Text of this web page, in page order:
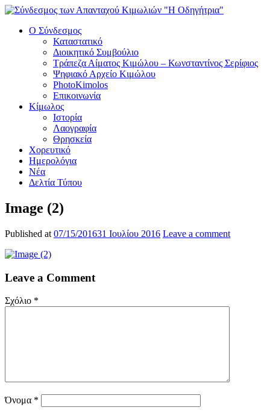
Ο Σύνδεσμος
Καταστατικό
Διοικητικό Συμβούλιο
Τράπεζα Αίματος Κιμώλου – Κωνσταντίνος Σερίφιος
Ψηφιακό Αρχείο Κιμώλου
PhotoKimolos
Επικοινωνία
Κίμωλος
Ιστορία
Λαογραφία
Θρησκεία
Χορευτικό
Ημερολόγια
Νέα
Δελτία Τύπου
Image (2)
Published at 07/15/201631 Ιουλίου 2016 Leave a comment
Leave a Comment
Σχόλιο *
Όνομα *